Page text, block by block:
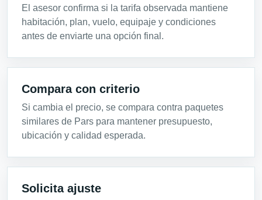
El asesor confirma si la tarifa observada mantiene
habitación, plan, vuelo, equipaje y condiciones
antes de enviarte una opción final.
Compara con criterio
Si cambia el precio, se compara contra paquetes
similares de Pars para mantener presupuesto,
ubicación y calidad esperada.
Solicita ajuste